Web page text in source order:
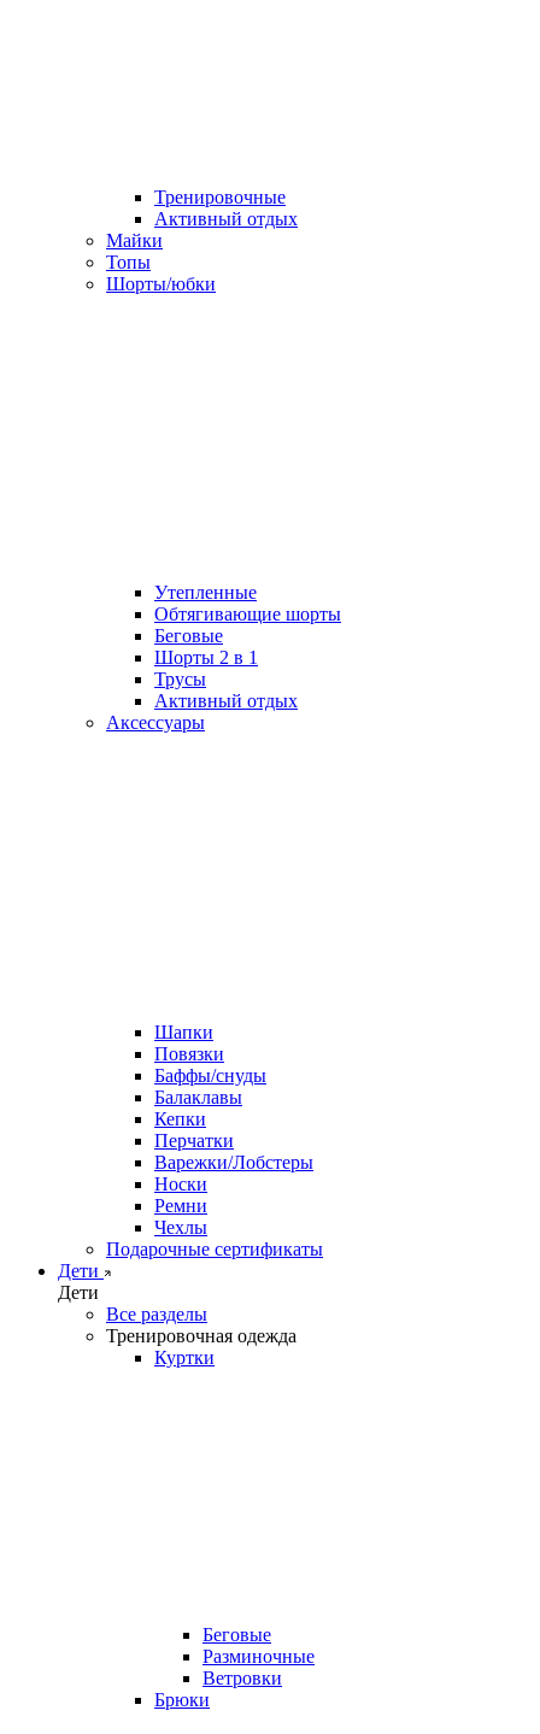
Тренировочные
Активный отдых
Майки
Топы
Шорты/юбки
Утепленные
Обтягивающие шорты
Беговые
Шорты 2 в 1
Трусы
Активный отдых
Аксессуары
Шапки
Повязки
Баффы/снуды
Балаклавы
Кепки
Перчатки
Варежки/Лобстеры
Носки
Ремни
Чехлы
Подарочные сертификаты
Дети
Дети
Все разделы
Тренировочная одежда
Куртки
Беговые
Разминочные
Ветровки
Брюки